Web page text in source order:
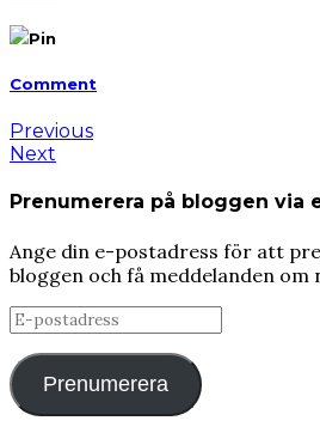
Pin
Comment
Previous
Next
Prenumerera på bloggen via
Ange din e-postadress för att
bloggen och få meddelanden om
E-
postadress
Prenumerera